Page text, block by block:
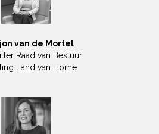
van de Mortel
Raad van Bestuur
Land van Horne